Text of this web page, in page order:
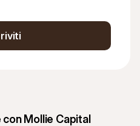
Mollie Capital